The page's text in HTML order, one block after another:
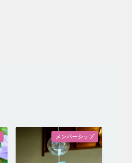
メンバーシップ